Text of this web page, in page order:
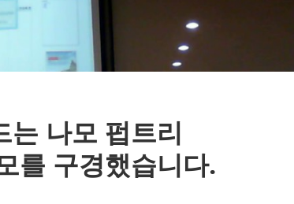
나모 펍트리
를 구경했습니다.